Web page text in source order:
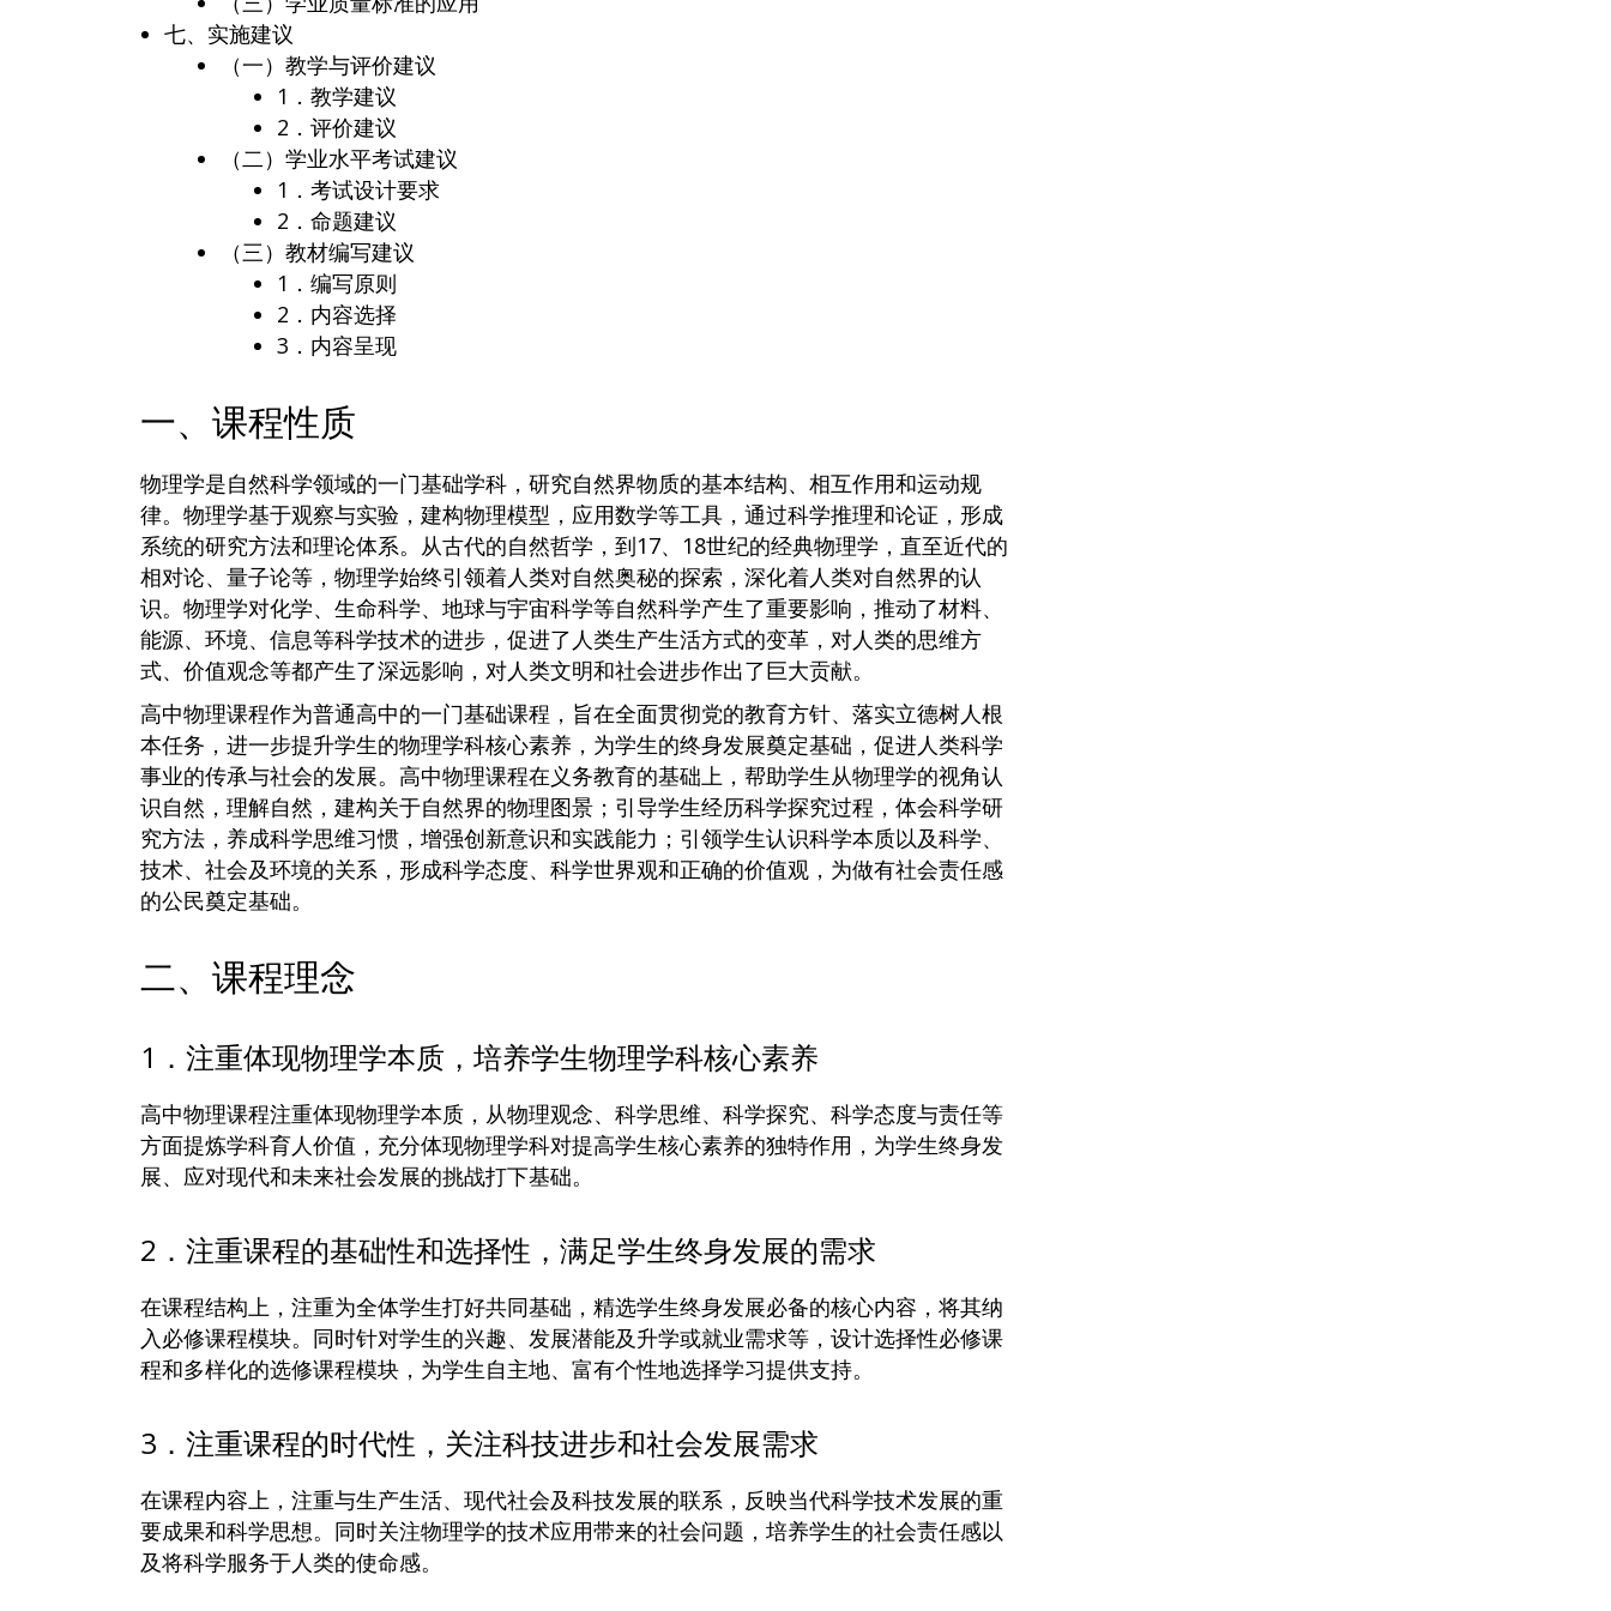
七、实施建议
（一）教学与评价建议
1．教学建议
2．评价建议
（二）学业水平考试建议
1．考试设计要求
2．命题建议
（三）教材编写建议
1．编写原则
2．内容选择
3．内容呈现
一、课程性质
物理学是自然科学领域的一门基础学科，研究自然界物质的基本结构、相互作用和运动规
律。物理学基于观察与实验，建构物理模型，应用数学等工具，通过科学推理和论证，形成
系统的研究方法和理论体系。从古代的自然哲学，到17、18世纪的经典物理学，直至近代的
相对论、量子论等，物理学始终引领着人类对自然奥秘的探索，深化着人类对自然界的认
识。物理学对化学、生命科学、地球与宇宙科学等自然科学产生了重要影响，推动了材料、
能源、环境、信息等科学技术的进步，促进了人类生产生活方式的变革，对人类的思维方
式、价值观念等都产生了深远影响，对人类文明和社会进步作出了巨大贡献。
高中物理课程作为普通高中的一门基础课程，旨在全面贯彻党的教育方针、落实立德树人根
本任务，进一步提升学生的物理学科核心素养，为学生的终身发展奠定基础，促进人类科学
事业的传承与社会的发展。高中物理课程在义务教育的基础上，帮助学生从物理学的视角认
识自然，理解自然，建构关于自然界的物理图景；引导学生经历科学探究过程，体会科学研
究方法，养成科学思维习惯，增强创新意识和实践能力；引领学生认识科学本质以及科学、
技术、社会及环境的关系，形成科学态度、科学世界观和正确的价值观，为做有社会责任感
的公民奠定基础。
二、课程理念
1．注重体现物理学本质，培养学生物理学科核心素养
高中物理课程注重体现物理学本质，从物理观念、科学思维、科学探究、科学态度与责任等
方面提炼学科育人价值，充分体现物理学科对提高学生核心素养的独特作用，为学生终身发
展、应对现代和未来社会发展的挑战打下基础。
2．注重课程的基础性和选择性，满足学生终身发展的需求
在课程结构上，注重为全体学生打好共同基础，精选学生终身发展必备的核心内容，将其纳
入必修课程模块。同时针对学生的兴趣、发展潜能及升学或就业需求等，设计选择性必修课
程和多样化的选修课程模块，为学生自主地、富有个性地选择学习提供支持。
3．注重课程的时代性，关注科技进步和社会发展需求
在课程内容上，注重与生产生活、现代社会及科技发展的联系，反映当代科学技术发展的重
要成果和科学思想。同时关注物理学的技术应用带来的社会问题，培养学生的社会责任感以
及将科学服务于人类的使命感。